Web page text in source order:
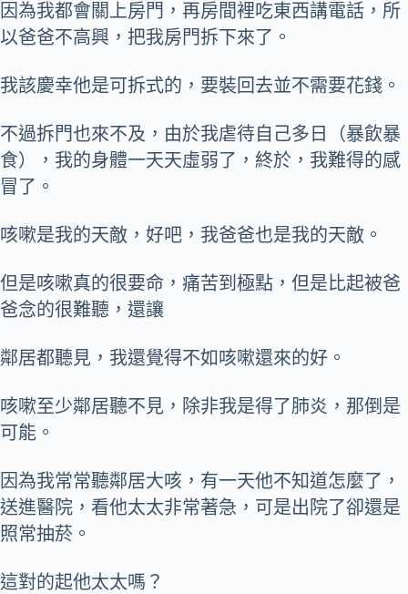
因為我都會關上房門，再房間裡吃東西講電話，所
以爸爸不高興，把我房門拆下來了。
我該慶幸他是可拆式的，要裝回去並不需要花錢。
不過拆門也來不及，由於我虐待自己多日（暴飲暴
食），我的身體一天天虛弱了，終於，我難得的感
冒了。
咳嗽是我的天敵，好吧，我爸爸也是我的天敵。
但是咳嗽真的很要命，痛苦到極點，但是比起被爸
爸念的很難聽，還讓
鄰居都聽見，我還覺得不如咳嗽還來的好。
咳嗽至少鄰居聽不見，除非我是得了肺炎，那倒是
可能。
因為我常常聽鄰居大咳，有一天他不知道怎麼了，
送進醫院，看他太太非常著急，可是出院了卻還是
照常抽菸。
這對的起他太太嗎？